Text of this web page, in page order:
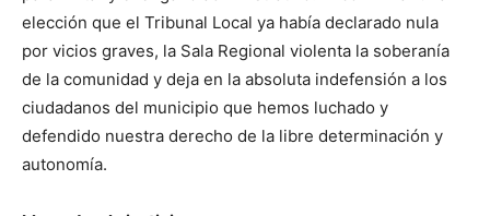
elección que el Tribunal Local ya había declarado nula
por vicios graves, la Sala Regional violenta la soberanía
de la comunidad y deja en la absoluta indefensión a los
ciudadanos del municipio que hemos luchado y
defendido nuestra derecho de la libre determinación y
autonomía.